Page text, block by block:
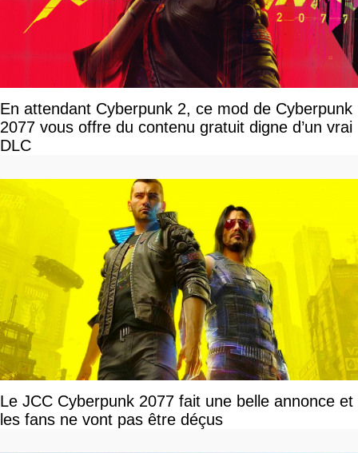
En attendant Cyberpunk 2, ce mod de Cyberpunk
2077 vous offre du contenu gratuit digne d’un vrai
DLC
Le JCC Cyberpunk 2077 fait une belle annonce et
les fans ne vont pas être déçus